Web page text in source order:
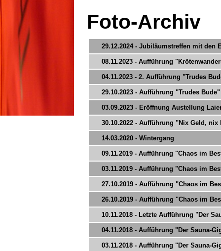
Foto-Archiv
29.12.2024 - Jubiläumstreffen mit den
08.11.2023 - Aufführung
04.11.2023 - 2. Aufführung "Trudes
29.10.2023 - Aufführung "Trudes
03.09.2023 - Eröffnung Austellung
30.10.2022 - Aufführung "Nix Geld,
14.03.2020 - Wintergang
09.11.2019 - Aufführung "Chaos im
03.11.2019 - Aufführung "Chaos im
27.10.2019 - Aufführung "Chaos im
26.10.2019 - Aufführung "Chaos im
10.11.2018 - Letzte Aufführung "Der
04.11.2018 - Aufführung "Der Sauna-
03.11.2018 - Aufführung "Der Sauna-